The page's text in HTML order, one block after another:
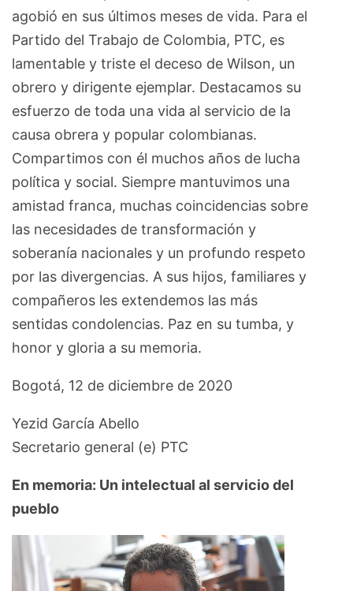
agobió en sus últimos meses de vida. Para el
Partido del Trabajo de Colombia, PTC, es
lamentable y triste el deceso de Wilson, un
obrero y dirigente ejemplar. Destacamos su
esfuerzo de toda una vida al servicio de la
causa obrera y popular colombianas.
Compartimos con él muchos años de lucha
política y social. Siempre mantuvimos una
amistad franca, muchas coincidencias sobre
las necesidades de transformación y
soberanía nacionales y un profundo respeto
por las divergencias. A sus hijos, familiares y
compañeros les extendemos las más
sentidas condolencias. Paz en su tumba, y
honor y gloria a su memoria.
Bogotá, 12 de diciembre de 2020
Yezid García Abello
Secretario general (e) PTC
En memoria: Un intelectual al servicio del
pueblo